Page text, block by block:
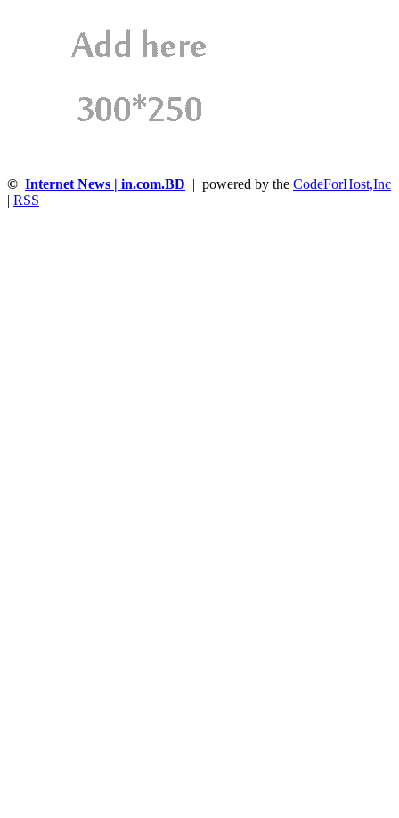
© Internet News | in.com.BD | powered by the CodeForHost,Inc
| RSS